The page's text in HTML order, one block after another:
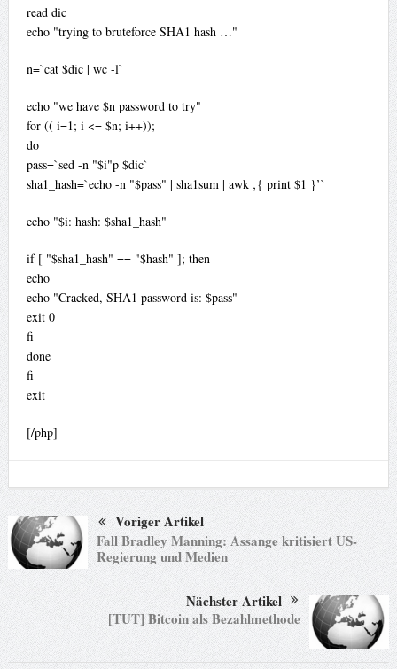
read dic
echo "trying to bruteforce SHA1 hash …"
n=`cat $dic | wc -l`
echo "we have $n password to try"
for (( i=1; i <= $n; i++));
do
pass=`sed -n "$i"p $dic`
sha1_hash=`echo -n "$pass" | sha1sum | awk ‚{ print $1 }’`
echo "$i: hash: $sha1_hash"
if [ "$sha1_hash" == "$hash" ]; then
echo
echo "Cracked, SHA1 password is: $pass"
exit 0
fi
done
fi
exit
[/php]
Voriger Artikel
Fall Bradley Manning: Assange kritisiert US-
Regierung und Medien
Nächster Artikel
[TUT] Bitcoin als Bezahlmethode